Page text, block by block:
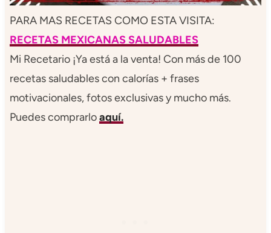
PARA MAS RECETAS COMO ESTA VISITA:
RECETAS MEXICANAS SALUDABLES
Mi Recetario ¡Ya está a la venta! Con más de 100
recetas saludables con calorías + frases
motivacionales, fotos exclusivas y mucho más.
Puedes comprarloaquí.